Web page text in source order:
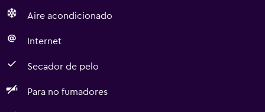
Aire acondicionado
Internet
Secador de pelo
Para no fumadores